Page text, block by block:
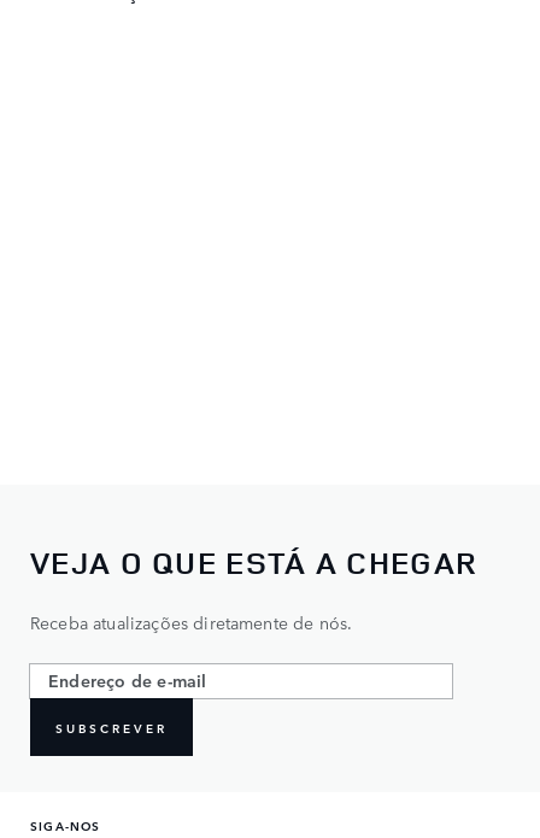
VEJA O QUE ESTÁ A CHEGAR
Receba atualizações diretamente de nós.
SUBSCREVER
SIGA-NOS